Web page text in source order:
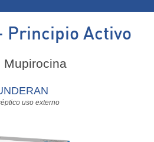
Principio Activo
Mupirocina
uso externo